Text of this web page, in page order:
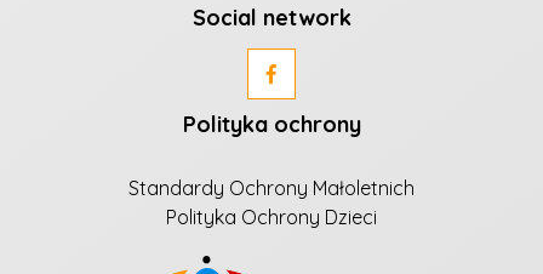
Social network
Polityka ochrony
Standardy Ochrony Małoletnich
Polityka Ochrony Dzieci